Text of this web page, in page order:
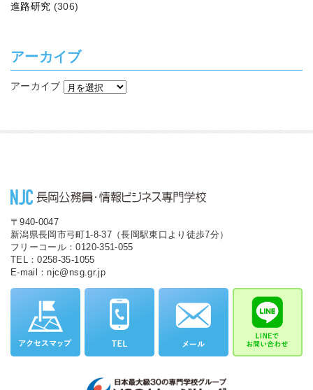
進路研究 (306)
アーカイブ
アーカイブ
〒940-0047
新潟県長岡市弓町1-8-37（長岡駅東口より徒歩7分）
フリーコール：0120-351-055
TEL：0258-35-1055
E-mail：njc@nsg.gr.jp